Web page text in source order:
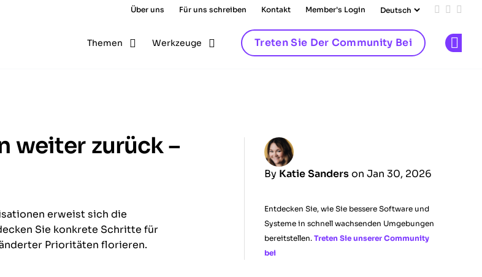
Über uns Für uns schreiben Kontakt Member's Login Add us
Follow
Themen Werkzeuge Treten Sie Der Community Bei
weiter zurück –
By Katie Sanders on Jan 30, 2026
Entdecken Sie, wie Sie bessere Software und
Systeme in schnell wachsenden Umgebungen
bereitstellen. Treten Sie unserer Community
bei
erweist sich die
Sie konkrete Schritte für
Prioritäten florieren.